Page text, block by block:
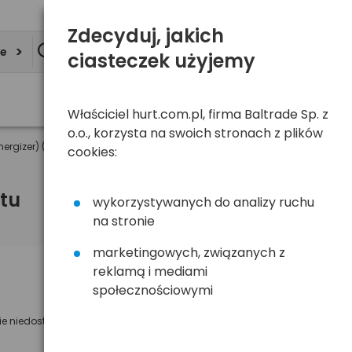
(taca)
niedostępny
Powiadom mnie o dostępności
Zdecyduj, jakich
ciasteczek użyjemy
Właściciel hurt.com.pl, firma Baltrade Sp. z
o.o., korzysta na swoich stronach z plików
cookies:
wykorzystywanych do analizy ruchu
na stronie
marketingowych, związanych z
reklamą i mediami
społecznościowymi